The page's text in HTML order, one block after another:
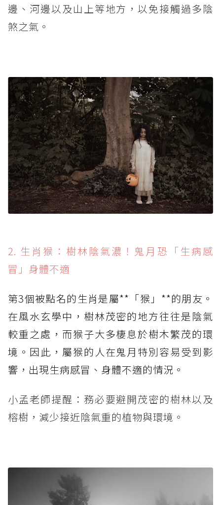
邊、河邊以及山上等地方，以免接觸過多陰
煞之氣。
2. 生肖猴：樹林陰氣濃！鬼月恐「生病感
冒」身體不適
第3個被點名的生肖是屬**「猴」**的朋友。
在風水玄學中，樹林茂密的地方往往是陰氣
較重之處，而猴子大多棲息於樹木繁茂的環
境。因此，屬猴的人在鬼月特別容易受到影
響，出現生病感冒、身體不適的情況。
小孟老師提醒：務必要避開茂密的樹林以及
榕樹，減少接近陰氣重的植物與環境。